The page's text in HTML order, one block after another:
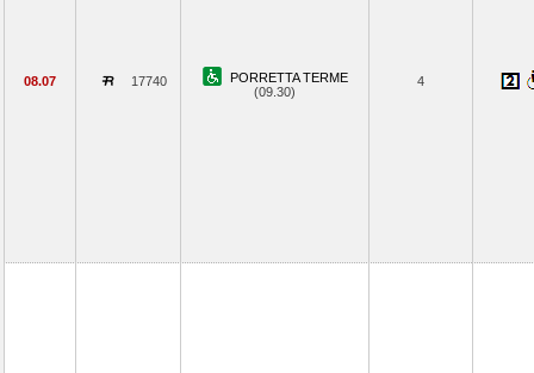
08.07 17740
PORRETTA TERME
(09.30)
4